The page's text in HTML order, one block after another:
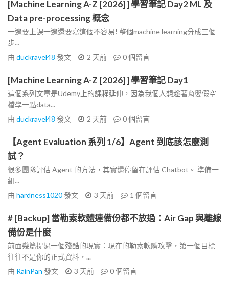
[Machine Learning A-Z [2026] ] 學習筆記 Day2 ML 及
Data pre-processing 概念
一邊要上課一邊還要寫這個不容易! 整個machine learning分成三個
步...
由 duckravel48 發文 2 天前 0個留言
[Machine Learning A-Z [2026] ] 學習筆記 Day1
這個系列文章是Udemy上的課程延伸，因為我個人想趁著育嬰假空
檔學一點data...
由 duckravel48 發文 2 天前 0個留言
【Agent Evaluation 系列 1/6】Agent 到底該怎麼測
試？
很多團隊評估 Agent 的方法，其實還停留在評估 Chatbot。 準備一
組...
由 hardness1020發文 3 天前 1 個留言
# [Backup] 當勒索軟體連備份都不放過：Air Gap 與離線
備份是什麼
前面幾篇提過一個殘酷的現實：現在的勒索軟體攻擊，第一個目標
往往不是你的正式資料，...
由 RainPan 發文 3 天前 0個留言